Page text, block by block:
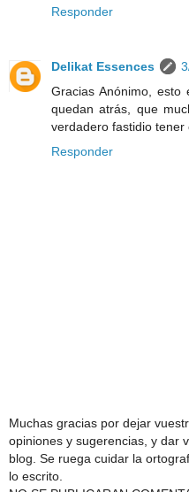
Responder
Delikat Essences
Gracias Anónimo,
quedan atrás, que
verdadero fastidio tener
Responder
Muchas gracias por dejar
opiniones y sugerencias, y dar
blog. Se ruega cuidar la
lo escrito.